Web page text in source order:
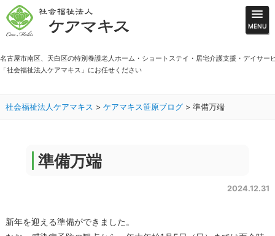
名古屋市南区、天白区の特別養護老人ホーム・ショートステイ・居宅介護支援・デイサー
「社会福祉法人ケアマキス」にお任せください
社会福祉法人ケアマキス > ケアマキス笹原ブログ> 準備万端
準備万端
2024.12.31
新年を迎える準備ができました。